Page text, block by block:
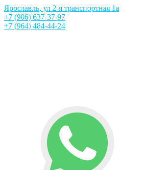
Ярославль, ул 2-я транспортная 1а
+7 (906) 637-37-97
+7 (964) 484-44-24